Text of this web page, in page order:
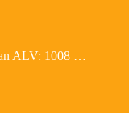
ALV: 1008 …